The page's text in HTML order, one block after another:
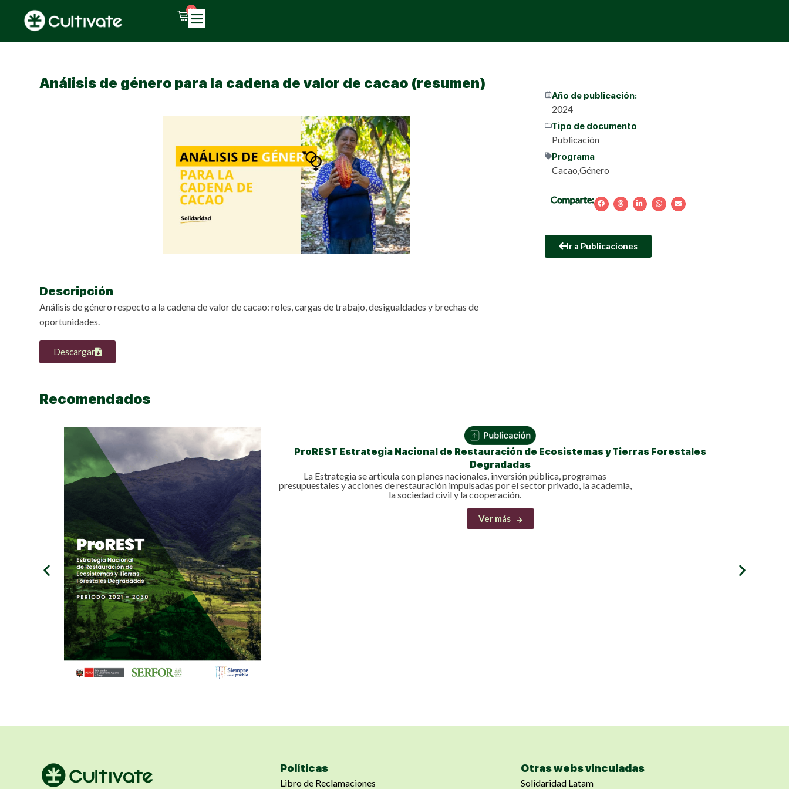
0
Análisis de género para la cadena de valor de cacao (resumen)
Descripción
Análisis de género respecto a la cadena de valor de cacao: roles, cargas de trabajo, desigualdades y brechas de
oportunidades.
Descargar
Año de publicación:
2024
Tipo de documento
Publicación
Programa
Cacao,Género
Comparte:
Ir a Publicaciones
Recomendados
ProREST Estrategia Nacional de Restauración de Ecosistemas y Tierras Forestales
Degradadas
La Estrategia se articula con planes nacionales, inversión pública, programas
presupuestales y acciones de restauración impulsadas por el sector privado, la academia,
la sociedad civil y la cooperación.
Ver más
Políticas
Libro de Reclamaciones
Otras webs vinculadas
Solidaridad Latam
Sign in
Don’t have an account?
Remember me Lost your password?